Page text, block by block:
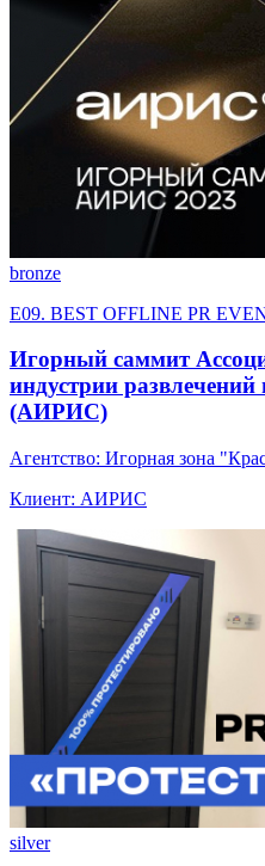
bronze
E09. BEST OFFLINE PR
Игорный саммит
индустрии
(АИРИС)
Агентство: Игорная зона
Клиент: АИРИС
silver